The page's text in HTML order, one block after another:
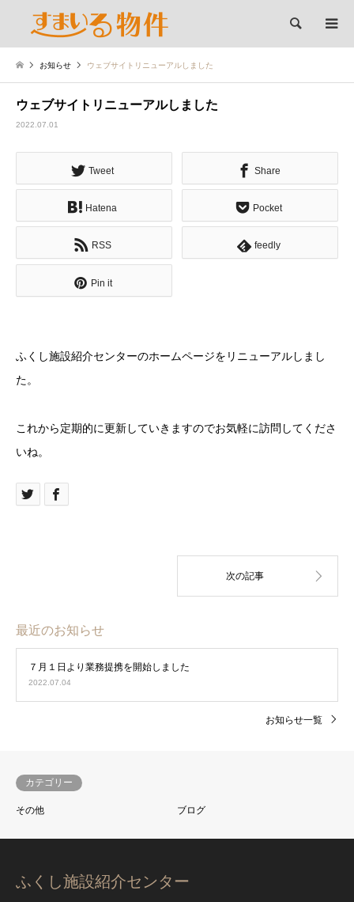
検索
お知らせ ウェブサイトリニューアルしました
ウェブサイトリニューアルしました
2022.07.01
Tweet Share
Hatena Pocket
RSS feedly
Pin it
ふくし施設紹介センターのホームページをリニューアルしまし
た。
これから定期的に更新していきますのでお気軽に訪問してくださ
いね。
最近のお知らせ
７月１日より業務提携を開始しました
2022.07.04
お知らせ一覧
カテゴリー
その他 ブログ
ふくし施設紹介センター